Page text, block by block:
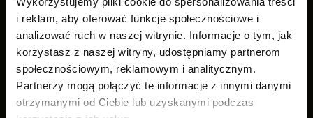
i reklam, aby oferować funkcje społecznościowe i
analizować ruch w naszej witrynie. Informacje o tym, jak
korzystasz z naszej witryny, udostępniamy partnerom
społecznościowym, reklamowym i analitycznym.
Partnerzy mogą połączyć te informacje z innymi danymi
otrzymanymi od Ciebie lub uzyskanymi podczas